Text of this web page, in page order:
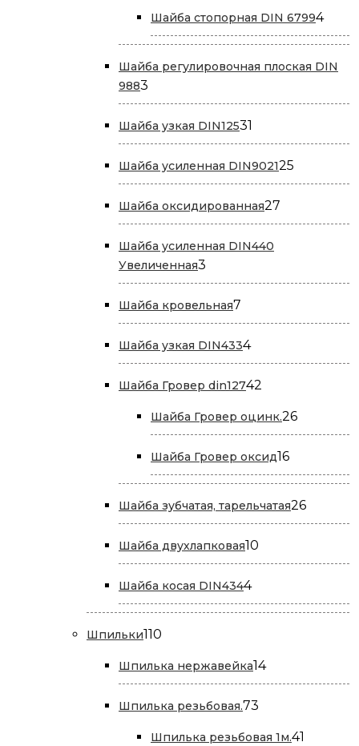
Шайба стопорная DIN 679944
Шайба регулировочная плоская DIN
9883
товара
Шайба узкая DIN12531
товар
Шайба усиленная DIN902125
товаров
Шайба оксидированная27
товаров
Шайба усиленная DIN440
Увеличенная3
товара
Шайба кровельная7
товаров
Шайба узкая DIN43344
товара
Шайба Гровер din12742
Шайба Гровер оцинк.2626
товаров
Шайба Гровер оксид1616
товаров
Шайба зубчатая, тарельчатая2626
товаров
Шайба двухлапковая10
товаров
Шайба косая DIN43444
товара
Шпильки110
Шпилька нержавейка1414
товаров
Шпилька резьбовая.73
Шпилька резьбовая 1м.41